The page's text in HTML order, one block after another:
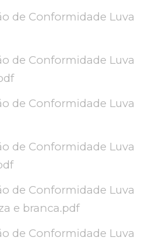
de Conformidade Luva
de Conformidade Luva
de Conformidade Luva
de Conformidade Luva
de Conformidade Luva
e branca.pdf
de Conformidade Luva